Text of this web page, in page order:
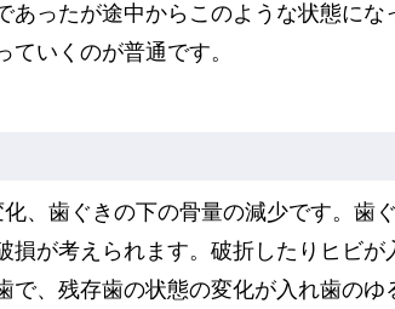
ったが途中からこのような状態に
いくのが普通です。
、歯ぐきの下の骨量の減少です。歯
損が考えられます。破折したりヒビが
で、残存歯の状態の変化が入れ歯の